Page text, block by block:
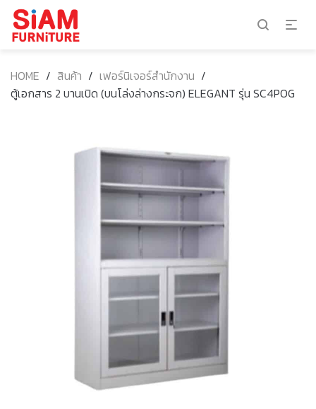
HOME / สินค้า / เฟอร์นิเจอร์สำนักงาน /
ตู้เอกสาร 2 บานเปิด (บนโล่งล่างกระจก) ELEGANT รุ่น SC4POG